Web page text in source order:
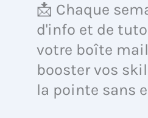
📩 Chaque
d'info et de
votre boîte
booster vos
la pointe sans